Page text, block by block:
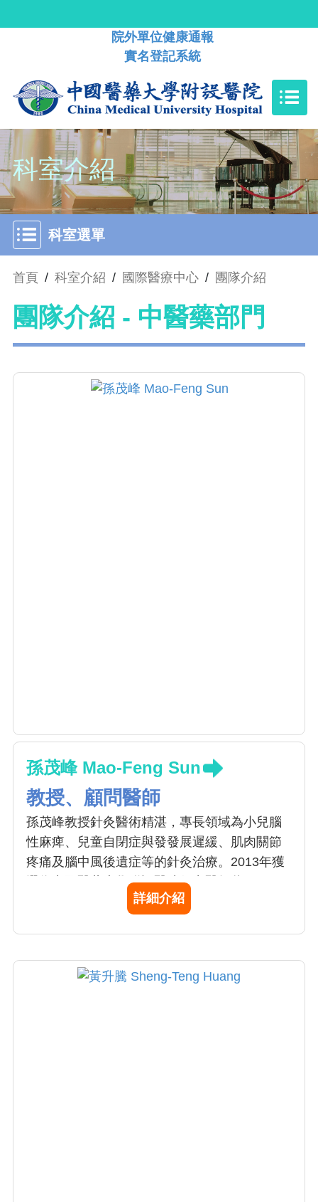
院外單位健康通報
實名登記系統
科室介紹
科室選單
首頁 / 科室介紹 / 國際醫療中心 / 團隊介紹
團隊介紹 - 中醫藥部門
孫茂峰 Mao-Feng Sun
教授、顧問醫師
孫茂峰教授針灸醫術精湛，專長領域為小兒腦
性麻痺、兒童自閉症與發發展遲緩、肌肉關節
疼痛及腦中風後遺症等的針灸治療。2013年獲
選為中國醫藥大學附設醫院傑出醫師獎；2018
年榮獲台中市年度醫療貢獻獎，並曾獲頒聯合
詳細介紹